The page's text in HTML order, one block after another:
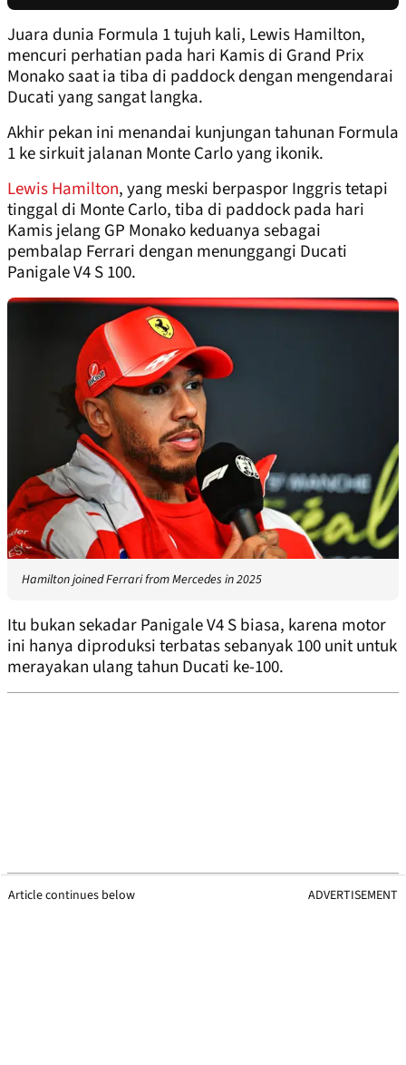
Juara dunia Formula 1 tujuh kali, Lewis Hamilton,
mencuri perhatian pada hari Kamis di Grand Prix
Monako saat ia tiba di paddock dengan mengendarai
Ducati yang sangat langka.
Akhir pekan ini menandai kunjungan tahunan Formula
1 ke sirkuit jalanan Monte Carlo yang ikonik.
Lewis Hamilton, yang meski berpaspor Inggris tetapi
tinggal di Monte Carlo, tiba di paddock pada hari
Kamis jelang GP Monako keduanya sebagai
pembalap Ferrari dengan menunggangi Ducati
Panigale V4 S 100.
Hamilton joined Ferrari from Mercedes in 2025
Itu bukan sekadar Panigale V4 S biasa, karena motor
ini hanya diproduksi terbatas sebanyak 100 unit untuk
merayakan ulang tahun Ducati ke-100.
Article continues below ADVERTISEMENT